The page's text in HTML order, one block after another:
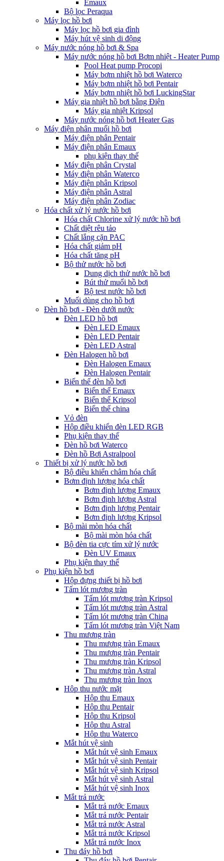
Emaux
Bộ lọc Peraqua
Máy lọc hồ bơi
Máy lọc hồ bơi gia đình
Máy hút vệ sinh di động
Máy nước nóng hồ bơi & Spa
Máy nước nóng hồ bơi Bơm nhiệt - Heater Pump
Pool Heat pump Procopi
Máy bơm nhiệt hồ bơi Waterco
Máy bơm nhiệt hồ bơi Pentair
Máy bơm nhiệt hồ bơi LuckingStar
Máy gia nhiệt hồ bơi bằng Điện
Máy gia nhiệt Kripsol
Máy nước nóng hồ bơi Heater Gas
Máy điện phân muối hồ bơi
Máy điện phân Pentair
Máy điện phân Emaux
phụ kiện thay thế
Máy điện phân Crystal
Máy điện phân Waterco
Máy điện phân Kripsol
Máy điện phân Astral
Máy điện phân Zodiac
Hóa chất xử lý nước hồ bơi
Hóa chất Chlorine xử lý nước hồ bơi
Chất diệt rêu tảo
Chất lắng cặn PAC
Hóa chất giảm pH
Hóa chất tăng pH
Bộ thử nước hồ bơi
Dung dịch thử nước hồ bơi
Bút thử muối hồ bơi
Bộ test nước hồ bơi
Muối dùng cho hồ bơi
Đèn hồ bơi - Đèn dưới nước
Đèn LED hồ bơi
Đèn LED Emaux
Đèn LED Pentair
Đèn LED Astral
Đèn Halogen hồ bơi
Đèn Halogen Emaux
Đèn Halogen Pentair
Biến thế đèn hồ bơi
Biến thế Emaux
Biến thế Kripsol
Biến thế china
Vỏ đèn
Hộp điều khiển đèn LED RGB
Phụ kiện thay thế
Đèn hồ bơi Waterco
Đèn hồ Bơi Astralpool
Thiết bị xử lý nước hồ bơi
Bộ điều khiển châm hóa chất
Bơm định lượng hóa chất
Bơm định lượng Emaux
Bơm định lượng Astral
Bơm định lượng Pentair
Bơm định lượng Kripsol
Bộ mài mòn hóa chất
Bộ mài mòn hóa chất
Bộ đèn tia cực tím xử lý nước
Đèn UV Emaux
Phụ kiện thay thế
Phụ kiện hồ bơi
Hộp đựng thiết bị hồ bơi
Tấm lót mương tràn
Tấm lót mương tràn Kripsol
Tấm lót mương tràn Astral
Tấm lót mương tràn China
Tấm lót mương tràn Việt Nam
Thu mương tràn
Thu mương tràn Emaux
Thu mương tràn Pentair
Thu mương tràn Kripsol
Thu mương tràn Astral
Thu mương tràn Inox
Hôp thu nước mặt
Hộp thu Emaux
Hộp thu Pentair
Hộp thu Kripsol
Hộp thu Astral
Hộp thu Waterco
Mắt hút vệ sinh
Mắt hút vệ sinh Emaux
Mắt hút vệ sinh Pentair
Mắt hút vệ sinh Kripsol
Mắt hút vệ sinh Astral
Mắt hút vệ sinh Inox
Mắt trả nước
Mắt trả nước Emaux
Mắt trả nước Pentair
Mắt trả nước Astral
Mắt trả nước Kripsol
Mắt trả nước Inox
Thu đáy hồ bơi